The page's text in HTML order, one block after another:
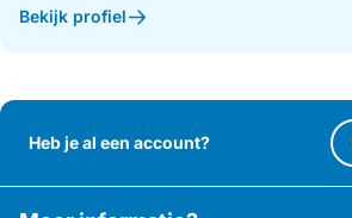
Bekijk profiel
Heb je al een account?